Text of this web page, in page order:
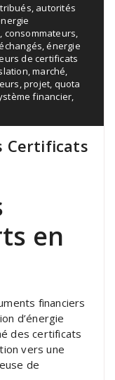
, autorités
, consommateurs,
,énergie
de certificats
,marché,
,projet, quota
financier,
Certificats
en
financiers
d’énergie
des certificats
vers une
de